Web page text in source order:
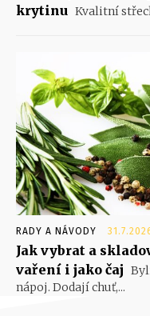
krytinu Kvalitní
RADY A NÁVODY
Jak vybrat a
vaření i jako čaj
nápoj. Dodají chuť,...